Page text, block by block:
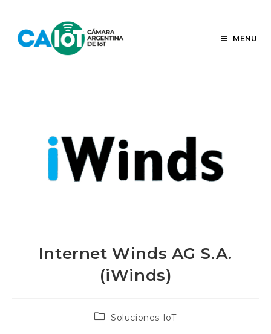
content
MENU
Internet Winds AG S.A.
(iWinds)
PostSoluciones IoT